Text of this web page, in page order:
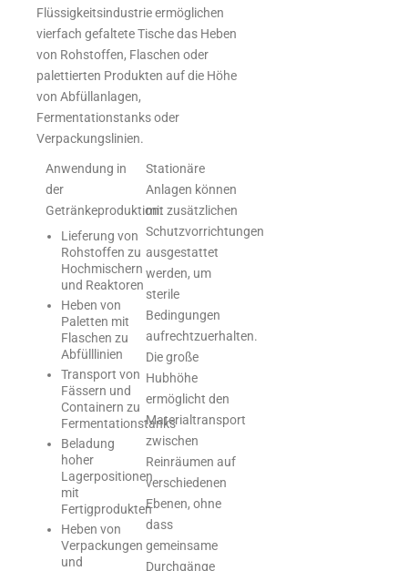
Flüssigkeitsindustrie ermöglichen
vierfach gefaltete Tische das Heben
von Rohstoffen, Flaschen oder
palettierten Produkten auf die Höhe
von Abfüllanlagen,
Fermentationstanks oder
Verpackungslinien.
Anwendung in
der
Getränkeproduktion:
Lieferung von
Rohstoffen zu
Hochmischern
und Reaktoren
Heben von
Paletten mit
Flaschen zu
Abfülllinien
Transport von
Fässern und
Containern zu
Fermentationstanks
Beladung
hoher
Lagerpositionen
mit
Fertigprodukten
Heben von
Verpackungen
und
Stationäre
Anlagen können
mit zusätzlichen
Schutzvorrichtungen
ausgestattet
werden, um
sterile
Bedingungen
aufrechtzuerhalten.
Die große
Hubhöhe
ermöglicht den
Materialtransport
zwischen
Reinräumen auf
verschiedenen
Ebenen, ohne
dass
gemeinsame
Durchgänge